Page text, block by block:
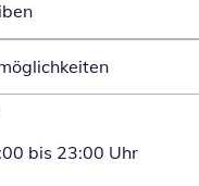
bis 23:00 Uhr